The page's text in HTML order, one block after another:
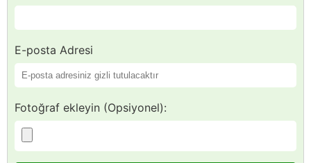
E-posta Adresi
Fotoğraf ekleyin (Opsiyonel):